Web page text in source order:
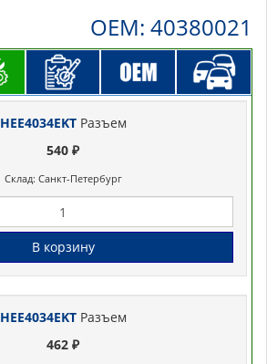
OEM: 40380021
HEE4034EKTРазъем
540 ₽
Склад: Санкт-Петербург
В корзину
HEE4034EKTРазъем
462 ₽